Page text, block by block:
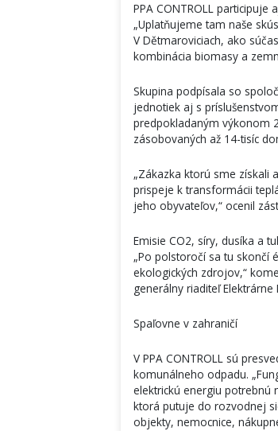
PPA CONTROLL
„Uplatňujeme tam naše
V Dětmaroviciach, ako
kombinácia biomasy a
Skupina podpísala so
jednotiek aj s
predpokladaným výkonom
zásobovaných až 14-tisíc
„Zákazka ktorú sme získali
prispeje k transformácii
jeho obyvateľov,“ ocenil
Emisie CO2, síry, dusíka a
„Po polstoročí sa tu skončí
ekologických zdrojov,“
generálny riaditeľ Elektrárne
Spaľovne v zahraničí
V PPA CONTROLL sú
komunálneho odpadu.
elektrickú energiu potrebnú
ktorá putuje do rozvodnej
objekty, nemocnice,